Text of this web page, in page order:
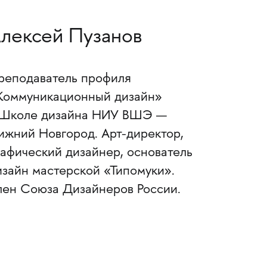
Пузанов
профиля
дизайн»
дизайна НИУ ВШЭ —
Новгород. Арт-директор,
дизайнер, основатель
мастерской «Типомуки».
Союза Дизайнеров России.